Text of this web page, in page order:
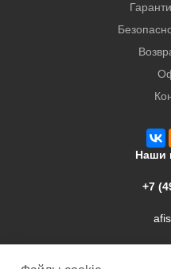
Наши
+7